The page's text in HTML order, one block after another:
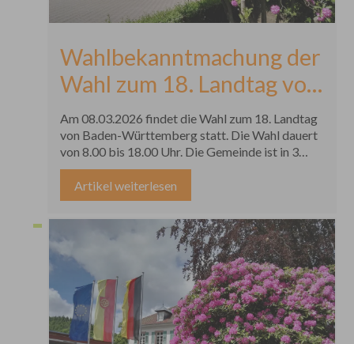
Wahlbekanntmachung der
Wahl zum 18. Landtag von
Baden-Württemberg
Am 08.03.2026 findet die Wahl zum 18. Landtag
von Baden-Württemberg statt. Die Wahl dauert
von 8.00 bis 18.00 Uhr. Die Gemeinde ist in 3
Wahlbezirke eingeteilt. Die Wahllokale befinden
sich im Rathaus, Forstweg 1, 77883 Ottenhöfen
im Schwarzwald. Der Briefwahlvorstand tritt zur
Ermittlung des Briefwahlergebnisses um 15:45
Uhr im Bürgerhaus, Großmatt 15, 77883
Ottenhöfen im Schwarzwald zusammen. Die
Wähler haben die Wahlbenachrichtigung und
ihren Personalausweis oder Reisepass zur Wahl
mitzubringen.
Artikel weiterlesen